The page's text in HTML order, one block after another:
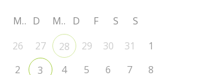
M D M D F S
S
26
27 28 29 30 31
1
2
3 4 5 6 7
8